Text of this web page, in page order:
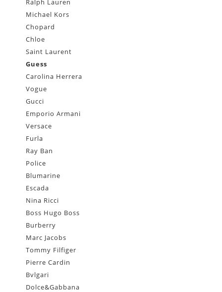
Ralph Lauren
Michael Kors
Chopard
Chloe
Saint Laurent
Guess
Carolina Herrera
Vogue
Gucci
Emporio Armani
Versace
Furla
Ray Ban
Police
Blumarine
Escada
Nina Ricci
Boss Hugo Boss
Burberry
Marc Jacobs
Tommy Filfiger
Pierre Cardin
Bvlgari
Dolce&Gabbana